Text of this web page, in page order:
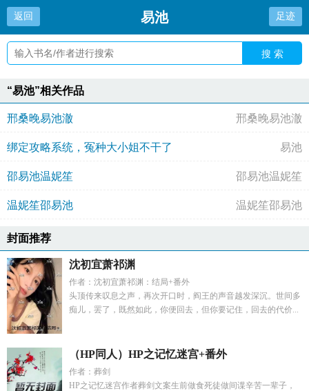
返回 易池 足迹
搜 索
“易池”相关作品
邢桑晚易池澈 邢桑晚易池澈
绑定攻略系统，冤种大小姐不干了 易池
邵易池温妮笙 邵易池温妮笙
温妮笙邵易池 温妮笙邵易池
封面推荐
沈初宜萧祁渊
作者：沈初宜萧祁渊：结局+番外
头顶传来叹息之声，再次开口时，阎王的声音越发深沉。世间多
痴儿，罢了，既然如此，你便回去，但你要记住，回去的代价...
（HP同人）HP之记忆迷宫+番外
作者：葬剑
HP之记忆迷宫作者葬剑文案生前做食死徒做间谍辛苦一辈子，